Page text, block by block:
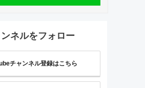
ネルをフォロー
チャンネル登録はこちら